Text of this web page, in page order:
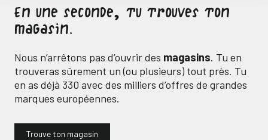
En une seconde, tu trouves ton
magasin.
Nous n’arrêtons pas d’ouvrir des magasins. Tu en
trouveras sûrement un (ou plusieurs) tout près. Tu
en as déjà 330 avec des milliers d’offres de grandes
marques européennes.
Trouve ton magasin